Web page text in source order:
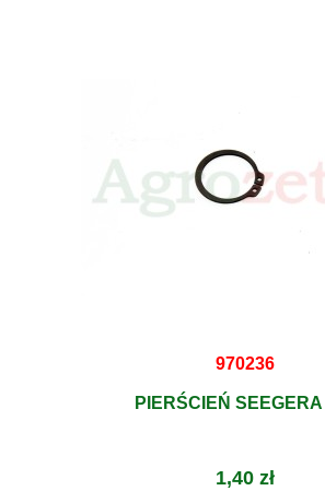
970236
PIERŚCIEŃ SEEGERA
1,40 zł